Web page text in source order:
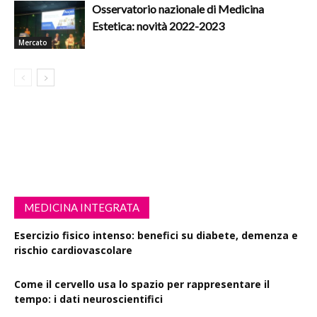
Mercato
Osservatorio nazionale di Medicina
Estetica: novità 2022-2023
MEDICINA INTEGRATA
Esercizio fisico intenso: benefici su diabete, demenza e
rischio cardiovascolare
Come il cervello usa lo spazio per rappresentare il
tempo: i dati neuroscientifici